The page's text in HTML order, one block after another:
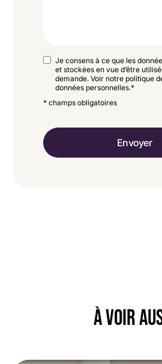
RGPDJe consens à ce que les
et stockées en vue d’être
demande. Voir notre politique
données personnelles.*
* champs obligatoires
À VOIR